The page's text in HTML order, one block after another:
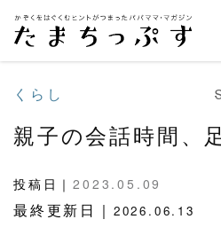
くらし
親子の会話時間、
投稿日｜2023.05.09
最終更新日｜ 2026.06.13